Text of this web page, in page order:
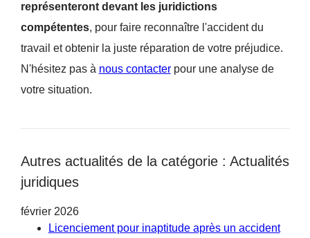
représenteront devant les juridictions
compétentes, pour faire reconnaître l'accident du
travail et obtenir la juste réparation de votre préjudice.
N'hésitez pas à nous contacterpour une analyse de
votre situation.
Autres actualités de la catégorie : Actualités
juridiques
février 2026
Licenciement pour inaptitude après un accident